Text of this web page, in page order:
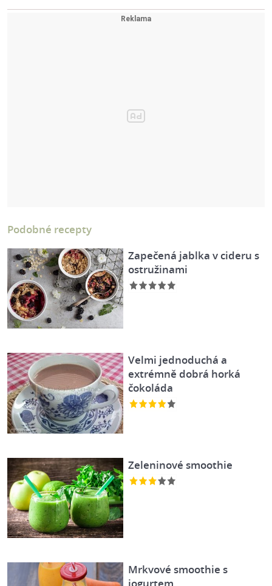
Podobné recepty
Zapečená jablka v cideru s
ostružinami
Velmi jednoduchá a
extrémně dobrá horká
čokoláda
Zeleninové smoothie
Mrkvové smoothie s
jogurtem